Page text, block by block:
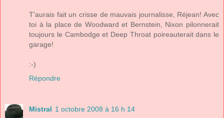
T'aurais fait un crisse de mauvais journalisse, Réjean! Avec
toi à la place de Woodward et Bernstein, Nixon pilonnerait
toujours le Cambodge et Deep Throat poireauterait dans le
garage!
:-)
Répondre
Mistral 1 octobre 2008 à 16 h 14